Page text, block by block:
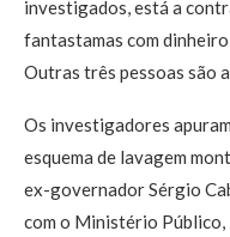
investigados, está a
fantastamas com dinheiro
Outras três pessoas são
Os investigadores
esquema de lavagem
ex-governador Sérgio
com o Ministério